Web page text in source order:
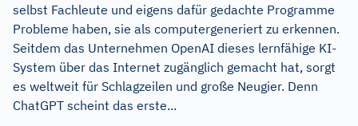
selbst Fachleute und eigens dafür gedachte Programme
Probleme haben, sie als computergeneriert zu erkennen.
Seitdem das Unternehmen OpenAI dieses lernfähige KI-
System über das Internet zugänglich gemacht hat, sorgt
es weltweit für Schlagzeilen und große Neugier. Denn
ChatGPT scheint das erste...